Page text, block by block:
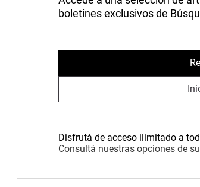
boletines exclusivos de
Disfrutá de acceso ilimitado a
Consultá nuestras opciones de